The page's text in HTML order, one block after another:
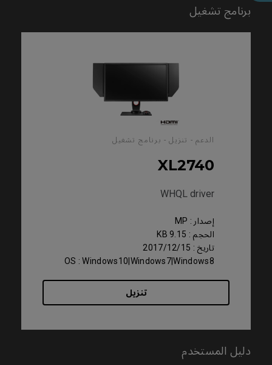
برنامج تشغيل
الدعم - تنزيل - برنامج تشغيل
XL2740
WHQL driver
إصدار : MP
الحجم : 9.15 KB
تاريخ : 2017/12/15
OS : Windows10|Windows7|Windows8
تنزيل
دليل المستخدم